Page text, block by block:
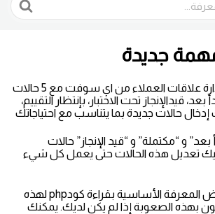
جديدة
افتراضيًا يأتي نظام إدارة علاقات العملاء من اي سوفت مع 5 حالات
قيدالإنجاز تحت الاختبار، بإنتظار التقييم،
حالات جديدة بما يتناسب مع احتياجاتك
بعد” و “مكتملة” و “قيد الإنجاز” حالات
تعديل هذه الحالات حتى يعمل كل شيء
نفترض أن لديك بعض المعرفة الأساسية بقراءة كودphp لهذه
بهذه الصعوبة إذا لم يكن لديك. يمكنك